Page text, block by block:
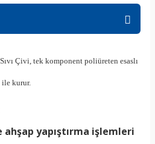
Çivi, tek komponent poliüreten esaslı
ile kurur.
yapıştırma işlemleri